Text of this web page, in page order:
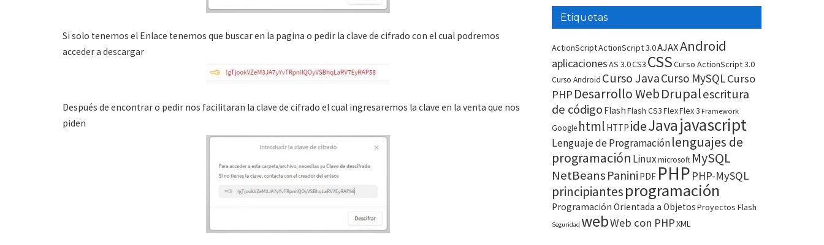
Si solo tenemos el Enlace tenemos que buscar en la pagina o pedir la clave de cifrado con el cual podremos
acceder a descargar
Después de encontrar o pedir nos facilitaran la clave de cifrado el cual ingresaremos la clave en la venta que nos
piden
Etiquetas
ActionScriptActionScript 3.0AJAXAndroid
aplicacionesAS 3.0CS3 CSSCurso ActionScript 3.0
Curso Android Curso JavaCurso MySQLCurso
PHP Desarrollo WebDrupalescritura
de código FlashFlash CS3FlexFlex 3 Framework
Google html HTTP ideJavajavascript
Lenguaje de Programaciónlenguajes de
programación Linuxmicrosoft MySQL
NetBeans Panini PDF PHP PHP-MySQL
principiantesprogramación
Programación Orientada a ObjetosProyectos Flash
Seguridad webWeb con PHPXML